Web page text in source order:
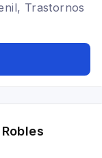
Trastornos